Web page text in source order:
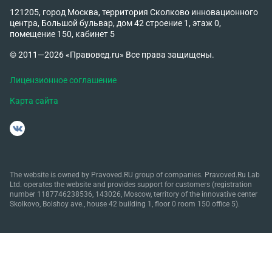
121205, город Москва, территория Сколково инновационного
центра, Большой бульвар, дом 42 строение 1, этаж 0,
помещение 150, кабинет 5
© 2011—2026 «Правовед.ru» Все права защищены.
Лицензионное соглашение
Карта сайта
The website is owned by Pravoved.RU group of companies. Pravoved.Ru Lab
Ltd. operates the website and provides support for customers (registration
number 1187746238536, 143026, Moscow, territory of the innovative center
Skolkovo, Bolshoy ave., house 42 building 1, floor 0 room 150 office 5).